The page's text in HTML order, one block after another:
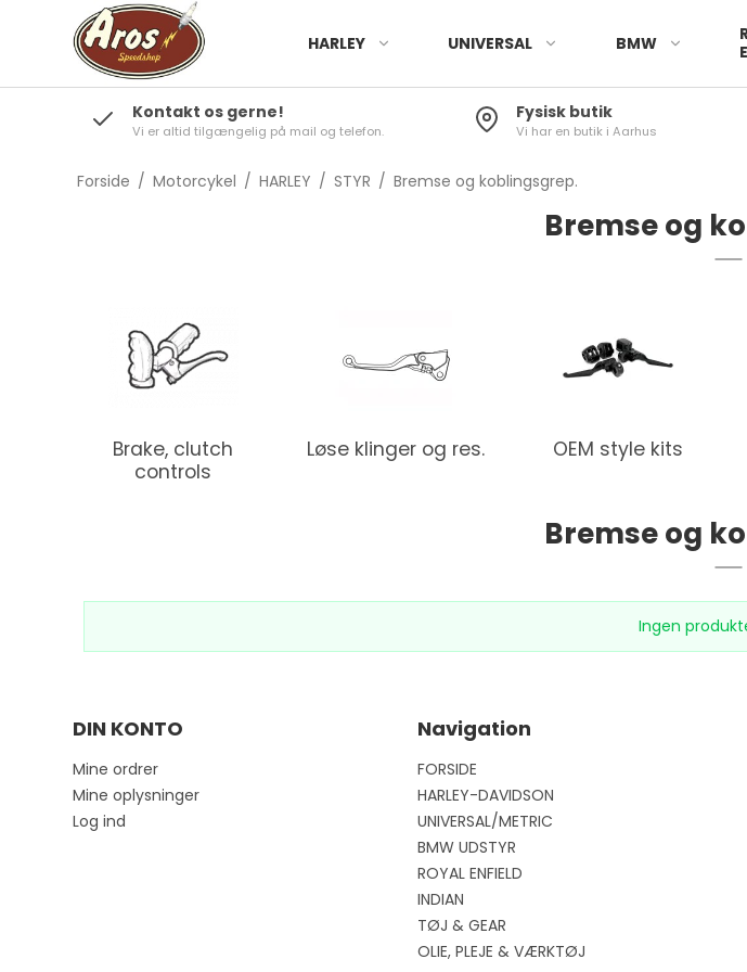
HARLEY UNIVERSAL BMW
Kontakt os gerne!
Vi er altid tilgængelig på mail og telefon.
Fysisk butik
Vi har en butik i Aarhus
Forside / Motorcykel / HARLEY / STYR / Bremse og koblingsgrep.
Bremse og
Brake, clutch
controls
Løse klinger og res. OEM style kits
Bremse og
Ingen
DIN KONTO
Mine ordrer
Mine oplysninger
Log ind
Navigation
FORSIDE
HARLEY-DAVIDSON
UNIVERSAL/METRIC
BMW UDSTYR
ROYAL ENFIELD
INDIAN
TØJ & GEAR
OLIE, PLEJE & VÆRKTØJ